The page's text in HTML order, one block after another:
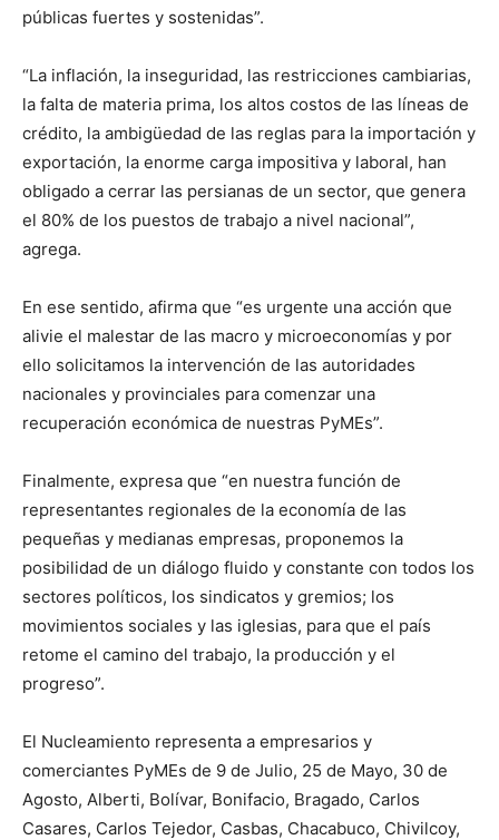
públicas fuertes y sostenidas”.
“La inflación, la inseguridad, las restricciones cambiarias,
la falta de materia prima, los altos costos de las líneas de
crédito, la ambigüedad de las reglas para la importación y
exportación, la enorme carga impositiva y laboral, han
obligado a cerrar las persianas de un sector, que genera
el 80% de los puestos de trabajo a nivel nacional”,
agrega.
En ese sentido, afirma que “es urgente una acción que
alivie el malestar de las macro y microeconomías y por
ello solicitamos la intervención de las autoridades
nacionales y provinciales para comenzar una
recuperación económica de nuestras PyMEs”.
Finalmente, expresa que “en nuestra función de
representantes regionales de la economía de las
pequeñas y medianas empresas, proponemos la
posibilidad de un diálogo fluido y constante con todos los
sectores políticos, los sindicatos y gremios; los
movimientos sociales y las iglesias, para que el país
retome el camino del trabajo, la producción y el
progreso”.
El Nucleamiento representa a empresarios y
comerciantes PyMEs de 9 de Julio, 25 de Mayo, 30 de
Agosto, Alberti, Bolívar, Bonifacio, Bragado, Carlos
Casares, Carlos Tejedor, Casbas, Chacabuco, Chivilcoy,